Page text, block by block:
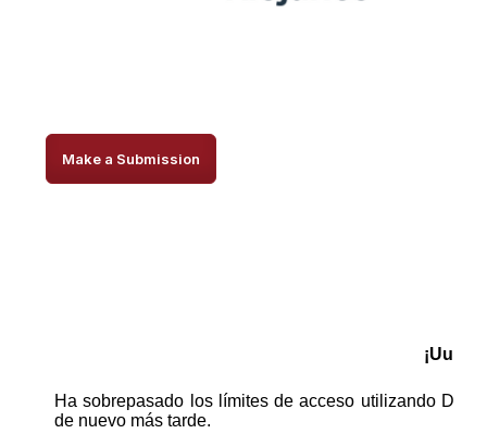
Make a Submission